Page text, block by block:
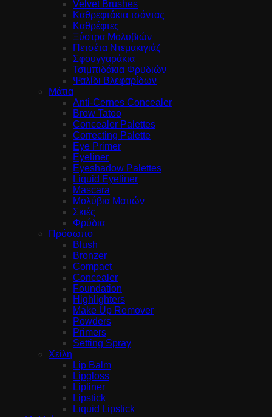
Velvet Brushes
Καθρεφτάκια τσάντας
Καθρέφτες
Ξύστρα Μολυβιών
Πετσέτα Ντεμακιγιάζ
Σφουγγαράκια
Τσιμπιδάκια Φρυδιών
Ψαλίδι Βλεφαρίδων
Μάτια
Anti-Cernes Concealer
Brow Tatoo
Concealer Palettes
Correcting Palette
Eye Primer
Eyeliner
Eyeshadow Palettes
Liquid Eyeliner
Mascara
Μολύβια Ματιών
Σκιές
Φρύδια
Πρόσωπο
Blush
Bronzer
Compact
Concealer
Foundation
Highlighters
Make Up Remover
Powders
Primers
Setting Spray
Χείλη
Lip Balm
Lipgloss
Lipliner
Lipstick
Liquid Lipstick